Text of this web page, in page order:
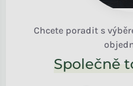
Chcete poradit s
Společně